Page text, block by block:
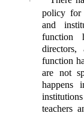
policy for
and
function
function
are not
happens
teachers